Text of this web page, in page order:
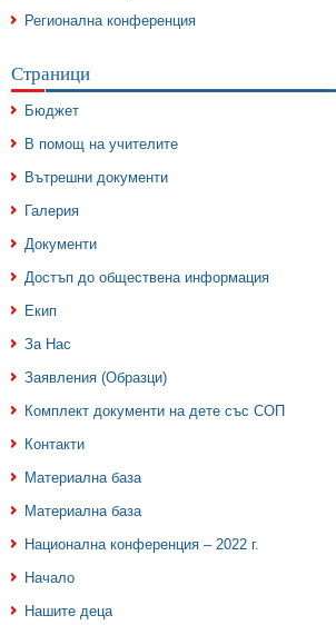
Регионална конференция
Страници
Бюджет
В помощ на учителите
Вътрешни документи
Галерия
Документи
Достъп до обществена информация
Екип
За Нас
Заявления (Образци)
Комплект документи на дете със СОП
Контакти
Материална база
Материална база
Национална конференция – 2022 г.
Начало
Нашите деца